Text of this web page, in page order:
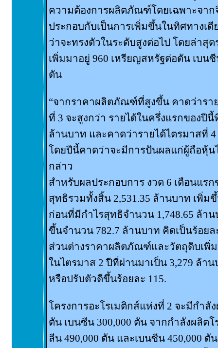
ความต้องการผลิตภัณฑ์โดยเฉพาะจาก
ประกอบกับเป็นการเพิ่มขึ้นในทิศทางเ
ว่าจะทรงตัวในระดับสูงต่อไป โดยล่าสุ
เพิ่มมาอยู่ 960 เหรียญสหรัฐต่อตัน เบน
ตัน
“จากราคาผลิตภัณฑ์ที่สูงขึ้น คาดว่ารา
ที่ 3 จะสูงกว่า รายได้ในครึ่งแรกของปีนี้
ล้านบาท และคาดว่ารายได้ไตรมาสที่
โดยปีนี้คาดว่าจะมีการปันผลแก่ผู้ถือหุ้น
กล่าว
สำหรับผลประกอบการ งวด 6 เดือนแร
สุทธิรวมทั้งสิ้น 2,531.35 ล้านบาท เพิ่ม
ก่อนที่มีกำไรสุทธิจำนวน 1,748.65 ล้า
ขึ้นจำนวน 782.7 ล้านบาท คิดเป็นร้อยล
ส่วนต่างราคาผลิตภัณฑ์และวัตถุดิบเพิ่
ในไตรมาส 2 ปีที่ผ่านมาเป็น 3,279 ล้า
หรือปรับตัวดีขึ้นร้อยละ 115.
โครงการอะโรเมติกส์แห่งที่ 2 จะมีกำลั
ตัน เบนซีน 300,000 ตัน จากกำลังผลิต
ลีน 490,000 ตัน และเบนซีน 450,000 ตั